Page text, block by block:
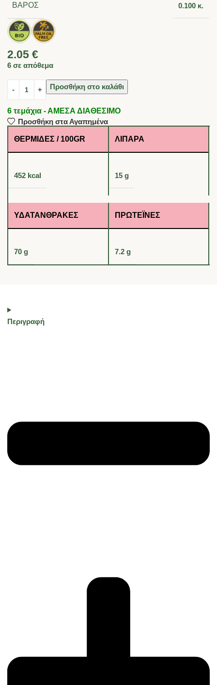
ΒΆΡΟΣ 0.100 κ.
2.05 €
6 σε απόθεμα
Προσθήκη στο καλάθι
6 τεμάχια - ΑΜΕΣΑ ΔΙΑΘΕΣΙΜΟ
Προσθήκη στα Αγαπημένα
ΘΕΡΜΊΔΕΣ / 100GR
452 kcal
ΛΙΠΑΡΆ
15 g
ΥΔΑΤΆΝΘΡΑΚΕΣ
70 g
ΠΡΩΤΕΪ́ΝΕΣ
7.2 g
Περιγραφή